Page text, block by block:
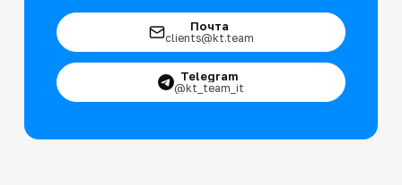
Почта
clients@kt.team
Telegram
@kt_team_it